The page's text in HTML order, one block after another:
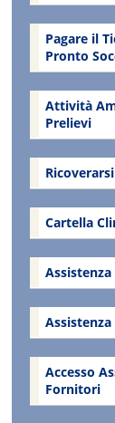
Pagare il
Pronto
Attività
Prelievi
Ricoverarsi
Cartella
Accesso
Fornitori